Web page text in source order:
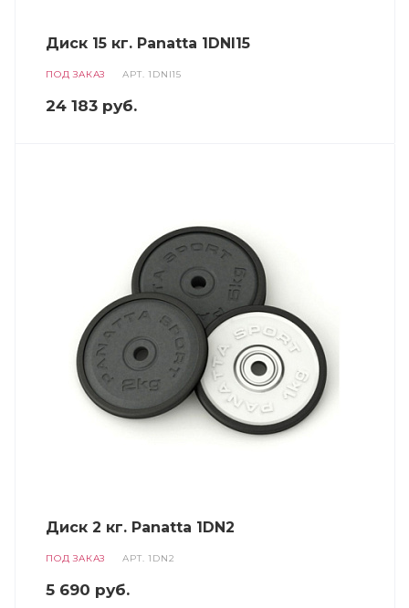
Диск 15 кг. Panatta 1DNI15
ПОД ЗАКАЗ АРТ.1DNI15
24 183 руб.
Диск 2 кг. Panatta 1DN2
ПОД ЗАКАЗ АРТ.1DN2
5 690 руб.